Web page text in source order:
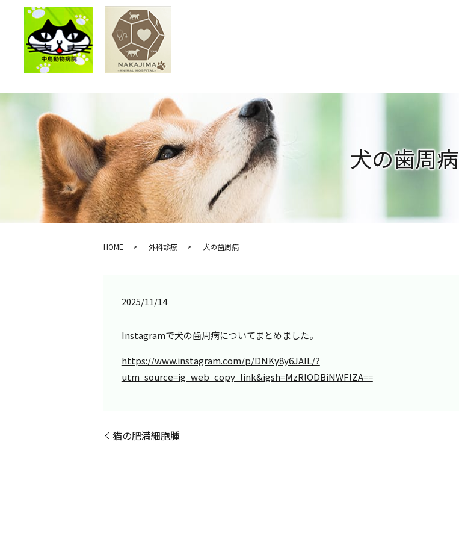
犬の歯周病
HOME 外科診療 犬の歯周病
2025/11/14
Instagramで犬の歯周病についてまとめました。
https://www.instagram.com/p/DNKy8y6JAIL/?
utm_source=ig_web_copy_link&igsh=MzRlODBiNWFlZA==
猫の肥満細胞腫